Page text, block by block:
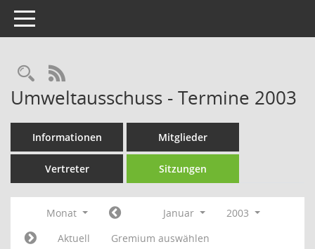
Toggle navigation
Rechercheauswahl
RSS-Feed
Umweltausschuss - Termine 2003
Informationen Mitglieder
Vertreter Sitzungen
Monat Januar
2003
Aktuell
Gremium auswählen